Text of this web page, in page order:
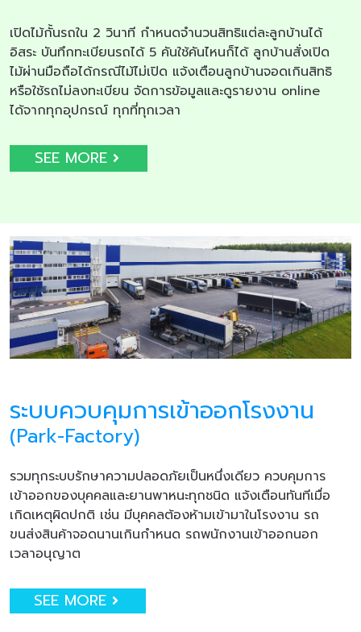
เปิดไม้กั้นรถใน 2 วินาที กำหนดจำนวนสิทธิแต่ละลูกบ้านได้
อิสระ บันทึกทะเบียนรถได้ 5 คันใช้คันไหนก็ได้ ลูกบ้านสั่งเปิด
ไม้ผ่านมือถือได้กรณีไม้ไม่เปิด แจ้งเตือนลูกบ้านจอดเกินสิทธิ
หรือใช้รถไม่ลงทะเบียน จัดการข้อมูลและดูรายงาน online
ได้จากทุกอุปกรณ์ ทุกที่ทุกเวลา
SEE MORE
ระบบควบคุมการเข้าออกโรงงาน
(Park-Factory)
รวมทุกระบบรักษาความปลอดภัยเป็นหนึ่งเดียว ควบคุมการ
เข้าออกของบุคคลและยานพาหนะทุกชนิด แจ้งเตือนทันทีเมื่อ
เกิดเหตุผิดปกติ เช่น มีบุคคลต้องห้ามเข้ามาในโรงงาน รถ
ขนส่งสินค้าจอดนานเกินกำหนด รถพนักงานเข้าออกนอก
เวลาอนุญาต
SEE MORE